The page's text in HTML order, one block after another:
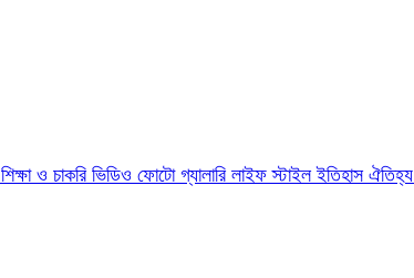
শিক্ষা ও চাকরি ভিডিও ফোটো গ্যালারি লাইফ স্টাইলইতিহাস ঐতিহ্য